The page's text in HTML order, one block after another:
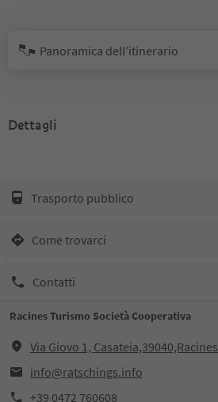
Panoramica dell’itinerario
Dettagli
Trasporto pubblico
Come trovarci
Contatti
Racines Turismo Società Cooperativa
Via Giovo 1, Casateia,39040,Racines
info@ratschings.info
+39 0472 760608